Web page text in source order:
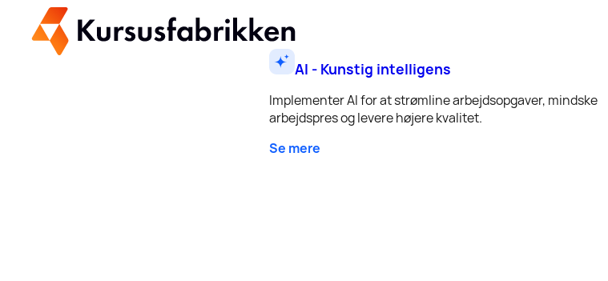
AI - Kunstig intelligens
Implementer AI for at strømline arbejdsopgaver, mindske
arbejdspres og levere højere kvalitet.
Se mere